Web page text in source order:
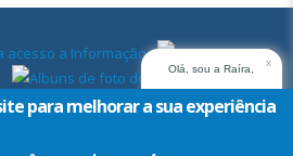
Olá, sou a Raíra,
assistente virtual do
TRT14. Em que posso
x
para melhorar a sua experiência